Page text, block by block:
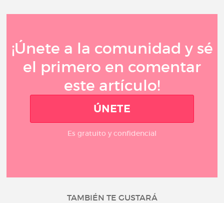
¡Únete a la comunidad y sé
el primero en comentar
este artículo!
ÚNETE
Es gratuito y confidencial
TAMBIÉN TE GUSTARÁ